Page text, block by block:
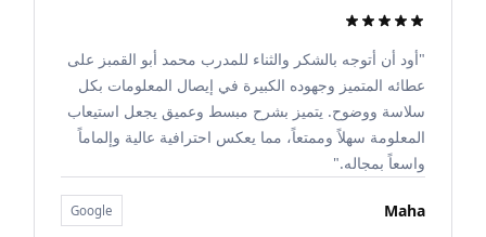
"أود أن أتوجه بالشكر والثناء للمدرب محمد أبو القمبز على
عطائه المتميز وجهوده الكبيرة في إيصال المعلومات بكل
سلاسة ووضوح. يتميز بشرح مبسط وعميق يجعل استيعاب
المعلومة سهلاً وممتعاً، مما يعكس احترافية عالية وإلماماً
واسعاً بمجاله."
Maha
Google